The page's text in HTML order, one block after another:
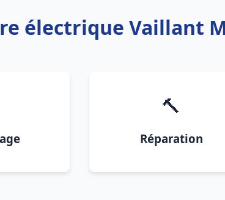
électrique Vaillant
🔨
Réparation